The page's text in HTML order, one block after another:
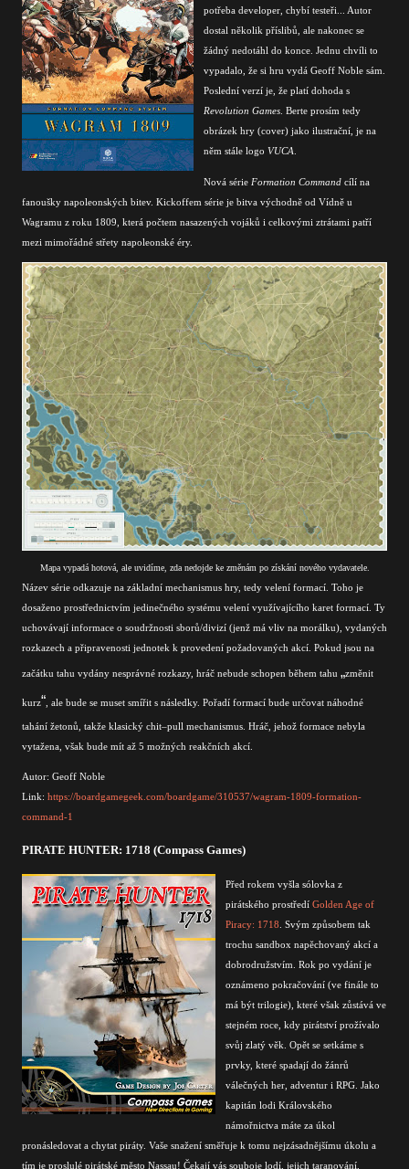
potřeba developer, chybí testeři... Autor
dostal několik příslibů, ale nakonec se
žádný nedotáhl do konce. Jednu chvíli to
vypadalo, že si hru vydá Geoff Noble sám.
Poslední verzí je, že platí dohoda s
Revolution Games. Berte prosím tedy
obrázek hry (cover) jako ilustrační, je na
něm stále logoVUCA.
Nová série Formation Command cílí na
fanoušky napoleonských bitev. Kickoffem série je bitva východně od Vídně u
Wagramu z roku 1809, která počtem nasazených vojáků i celkovými ztrátami patří
mezi mimořádné střety napoleonské éry.
Mapa vypadá hotová, ale uvidíme, zda nedojde ke změnám po získání nového vydavatele.
Název série odkazuje na základní mechanismus hry, tedy velení formací. Toho je
dosaženo prostřednictvím jedinečného systému velení využívajícího karet formací. Ty
uchovávají informace o soudržnosti sborů/divizí (jenž má vliv na morálku), vydaných
rozkazech a připravenosti jednotek k provedení požadovaných akcí. Pokud jsou na
začátku tahu vydány nesprávné rozkazy, hráč nebude schopen během tahu „změnit
kurz“ , ale bude se muset smířit s následky. Pořadí formací bude určovat náhodné
tahání žetonů, takže klasický chit–pull mechanismus. Hráč, jehož formace nebyla
vytažena, však bude mít až 5 možných reakčních akcí.
Autor: Geoff Noble
Link: https://boardgamegeek.com/boardgame/310537/wagram-1809-formation-
command-1
PIRATE HUNTER: 1718 (Compass Games)
Před rokem vyšla sólovka z
pirátského prostředíGolden Age of
Piracy: 1718 . Svým způsobem tak
trochu sandbox napěchovaný akcí a
dobrodružstvím. Rok po vydání je
oznámeno pokračování (ve finále to
má být trilogie), které však zůstává ve
stejném roce, kdy pirátství prožívalo
svůj zlatý věk. Opět se setkáme s
prvky, které spadají do žánrů
válečných her, adventur i RPG. Jako
kapitán lodi Královského
námořnictva máte za úkol
pronásledovat a chytat piráty. Vaše snažení směřuje k tomu nejzásadnějšímu úkolu a
tím je proslulé pirátské město Nassau! Čekají vás souboje lodí, jejich taranování,